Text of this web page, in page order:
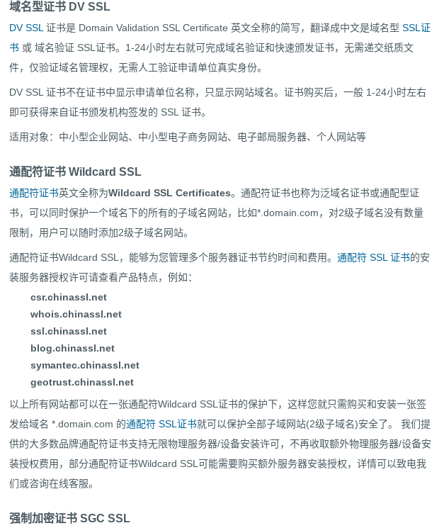
域名型证书 DV SSL
DV SSL 证书是 Domain Validation SSL Certificate 英文全称的简写，翻译成中文是域名型 SSL证
书 或 域名验证 SSL证书。1-24小时左右就可完成域名验证和快速颁发证书，无需递交纸质文
件，仅验证域名管理权，无需人工验证申请单位真实身份。
DV SSL 证书不在证书中显示申请单位名称，只显示网站域名。证书购买后，一般 1-24小时左右
即可获得来自证书颁发机构签发的 SSL 证书。
适用对象：中小型企业网站、中小型电子商务网站、电子邮局服务器、个人网站等
通配符证书 Wildcard SSL
通配符证书英文全称为Wildcard SSL Certificates。通配符证书也称为泛域名证书或通配型证
书，可以同时保护一个域名下的所有的子域名网站，比如*.domain.com，对2级子域名没有数量
限制，用户可以随时添加2级子域名网站。
通配符证书Wildcard SSL，能够为您管理多个服务器证书节约时间和费用。 通配符 SSL 证书的安
装服务器授权许可请查看产品特点，例如：
csr.chinassl.net
whois.chinassl.net
ssl.chinassl.net
blog.chinassl.net
symantec.chinassl.net
geotrust.chinassl.net
以上所有网站都可以在一张通配符Wildcard SSL证书的保护下，这样您就只需购买和安装一张签
发给域名 *.domain.com 的通配符 SSL证书就可以保护全部子域网站(2级子域名)安全了。 我们提
供的大多数品牌通配符证书支持无限物理服务器/设备安装许可，不再收取额外物理服务器/设备安
装授权费用，部分通配符证书Wildcard SSL可能需要购买额外服务器安装授权，详情可以致电我
们或咨询在线客服。
强制加密证书 SGC SSL